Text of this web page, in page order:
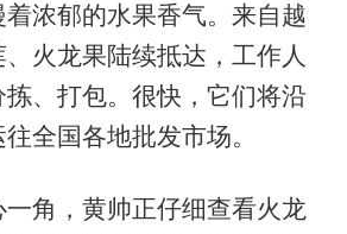
浓郁的水果香气。来自越
火龙果陆续抵达，工作人
拣、打包。很快，它们将沿
全国各地批发市场。
，黄帅正仔细查看火龙